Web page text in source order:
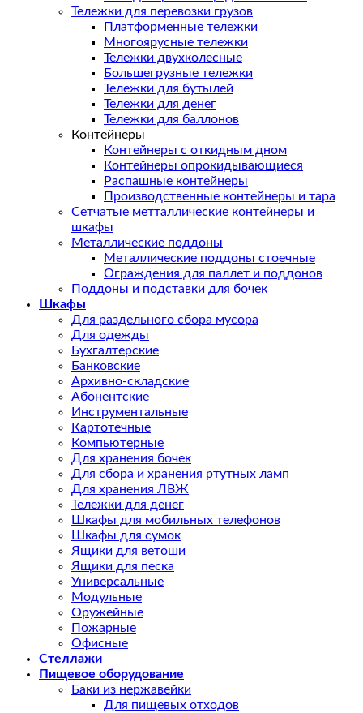
Тележки для перевозки грузов
Платформенные тележки
Многоярусные тележки
Тележки двухколесные
Большегрузные тележки
Тележки для бутылей
Тележки для денег
Тележки для баллонов
Контейнеры
Контейнеры с откидным дном
Контейнеры опрокидывающиеся
Распашные контейнеры
Производственные контейнеры и тара
Сетчатые метталлические контейнеры и
шкафы
Металлические поддоны
Металлические поддоны стоечные
Ограждения для паллет и поддонов
Поддоны и подставки для бочек
Шкафы
Для раздельного сбора мусора
Для одежды
Бухгалтерские
Банковские
Архивно-складские
Абонентские
Инструментальные
Картотечные
Компьютерные
Для хранения бочек
Для сбора и хранения ртутных ламп
Для хранения ЛВЖ
Тележки для денег
Шкафы для мобильных телефонов
Шкафы для сумок
Ящики для ветоши
Ящики для песка
Универсальные
Модульные
Оружейные
Пожарные
Офисные
Стеллажи
Пищевое оборудование
Баки из нержавейки
Для пищевых отходов